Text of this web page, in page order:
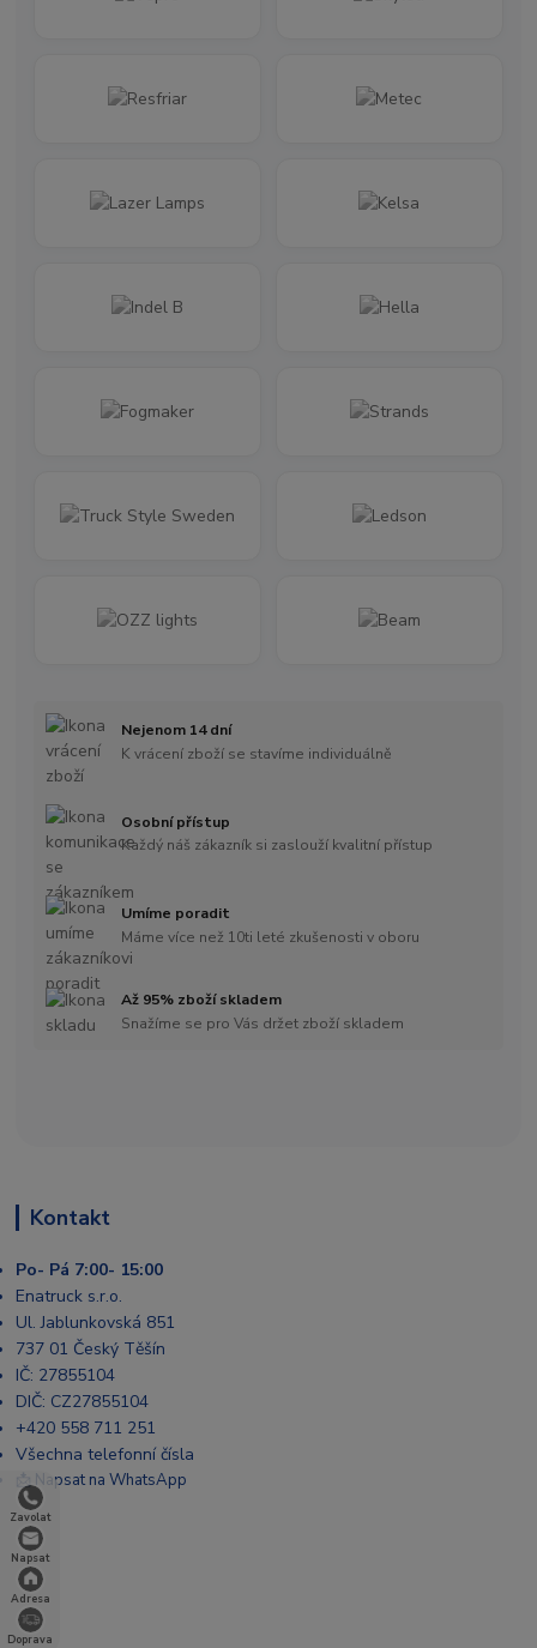
Zavolat
Napsat
Adresa
Doprava
Nejenom 14 dní
K vrácení zboží se stavíme individuálně
Osobní přístup
Každý náš zákazník si zaslouží kvalitní přístup
Umíme poradit
Máme více než 10ti leté zkušenosti v oboru
Až 95% zboží skladem
Snažíme se pro Vás držet zboží skladem
Kontakt
Po- Pá 7:00- 15:00
Enatruck s.r.o.
Ul. Jablunkovská 851
737 01 Český Těšín
IČ: 27855104
DIČ: CZ27855104
+420 558 711 251
Všechna telefonní čísla
📩 Napsat na WhatsApp